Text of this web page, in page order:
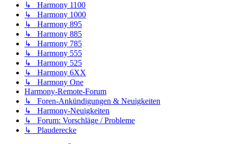
↳ Harmony 1100
↳ Harmony 1000
↳ Harmony 895
↳ Harmony 885
↳ Harmony 785
↳ Harmony 555
↳ Harmony 525
↳ Harmony 6XX
↳ Harmony One
Harmony-Remote-Forum
↳ Foren-Ankündigungen & Neuigkeiten
↳ Harmony-Neuigkeiten
↳ Forum: Vorschläge / Probleme
↳ Plauderecke